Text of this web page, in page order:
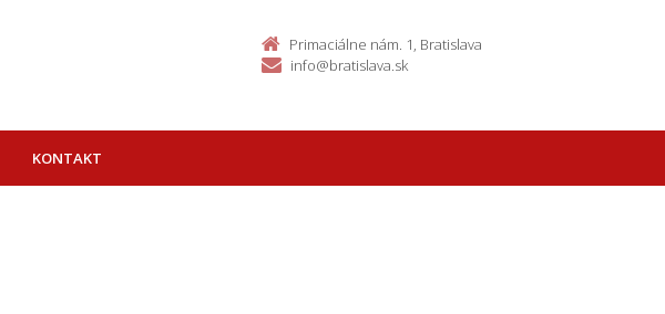
Primaciálne nám. 1, Bratislava
info@bratislava.sk
KONTAKT